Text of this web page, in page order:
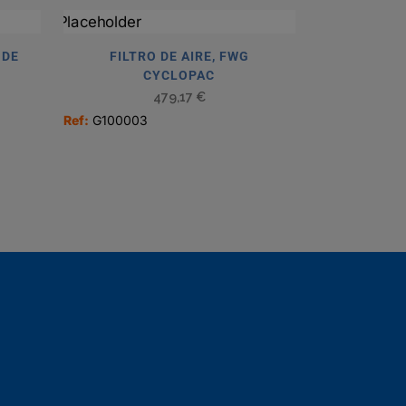
FILTRO DE AIRE, FWG
CYCLOPAC
479,17 €
Ref: G100003